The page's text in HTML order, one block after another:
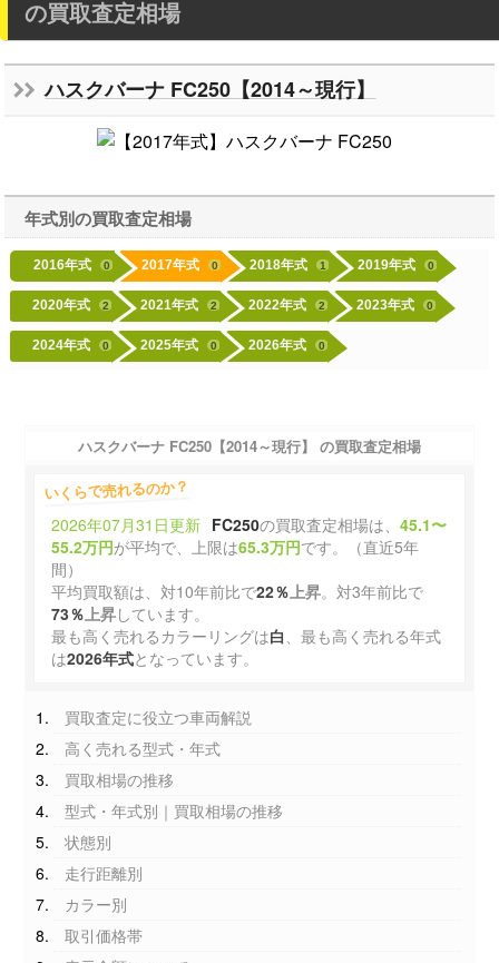
の買取査定相場
ハスクバーナ FC250【2014～現行】
年式別の買取査定相場
2016年式 0 2017年式 0 2018年式 1 2019年式 0
2020年式 2 2021年式 2 2022年式 2 2023年式 0
2024年式 0 2025年式 0 2026年式 0
ハスクバーナ FC250【2014～現行】 の買取査定相場
いくらで売れるのか？
2026年07月31日更新 FC250の買取査定相場は、45.1〜
55.2万円が平均で、上限は65.3万円です。（直近5年
間）
平均買取額は、対10年前比で22％上昇。対3年前比で
73％上昇しています。
最も高く売れるカラーリングは白 、最も高く売れる年式
は2026年式となっています。
買取査定に役立つ車両解説
高く売れる型式・年式
買取相場の推移
型式・年式別｜買取相場の推移
状態別
走行距離別
カラー別
取引価格帯